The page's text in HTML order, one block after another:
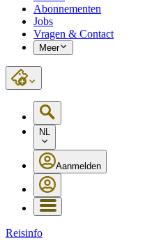
Abonnementen
Jobs
Vragen & Contact
Meer
NL
Aanmelden
Reisinfo